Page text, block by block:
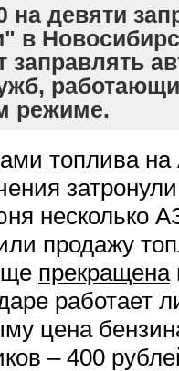
на девяти
в
заправлять
режиме.
топлива
несколько
продажу
прекращена
работает
цена
– 400